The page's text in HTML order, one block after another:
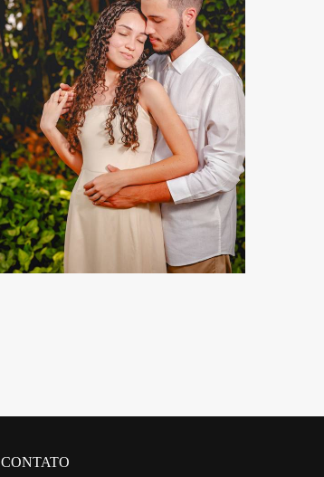
431 0
CONTATO